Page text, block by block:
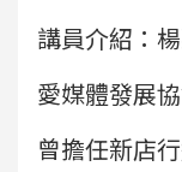
講員介紹：
愛媒體發展
曾擔任新店